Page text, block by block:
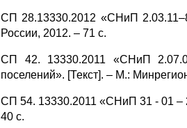
СП 28.13330.2012 «СНиП
России, 2012. – 71 с.
СП 42. 13330.2011 «СНиП
поселений». [Текст]. – М.:
СП 54. 13330.2011 «СНиП 31 - 01 –
40 с.